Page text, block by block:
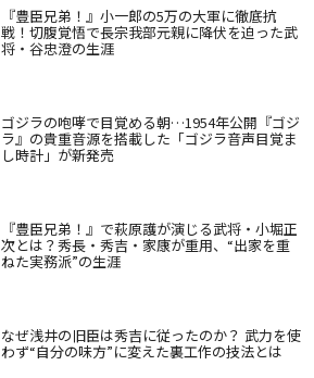
『豊臣兄弟！』小一郎の5万の大軍に徹底抗
戦！切腹覚悟で長宗我部元親に降伏を迫った武
将・谷忠澄の生涯
ゴジラの咆哮で目覚める朝…1954年公開『ゴジ
ラ』の貴重音源を搭載した「ゴジラ音声目覚ま
し時計」が新発売
『豊臣兄弟！』で萩原護が演じる武将・小堀正
次とは？秀長・秀吉・家康が重用、“出家を重
ねた実務派”の生涯
なぜ浅井の旧臣は秀吉に従ったのか？ 武力を使
わず“自分の味方”に変えた裏工作の技法とは